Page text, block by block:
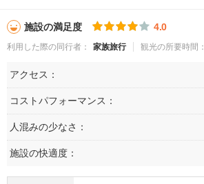
施設の満足度 4.0
利用した際の同行者： 家族旅行 観光の所要時間：
アクセス：
コストパフォーマンス：
人混みの少なさ：
施設の快適度：